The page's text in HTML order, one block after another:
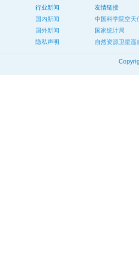
行业新闻
国内新闻
国外新闻
隐私声明
友情链接
中国科学院空天
国家统计局
自然资源卫星遥